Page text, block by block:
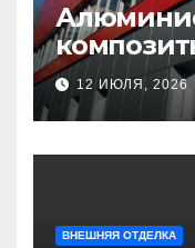
для
12 ИЮЛЯ, 2026
ВНЕШНЯЯ ОТДЕЛКА